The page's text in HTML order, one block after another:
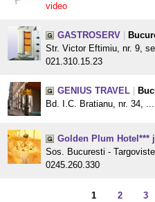
video
GASTROSERV
Str. Victor Eftimiu, nr. 9,
021.310.15.23
GENIUS TRAVEL
Bd. I.C. Bratianu, nr. 34,
Golden Plum Hotel***
Sos. Bucuresti -
0245.260.330
1 2 3